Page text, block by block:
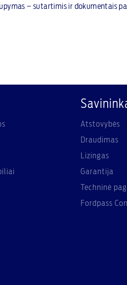
– sutartimis ir dokumentais
Atstovybės
Draudimas
Lizingas
Garantija
Techninė
Fordpass